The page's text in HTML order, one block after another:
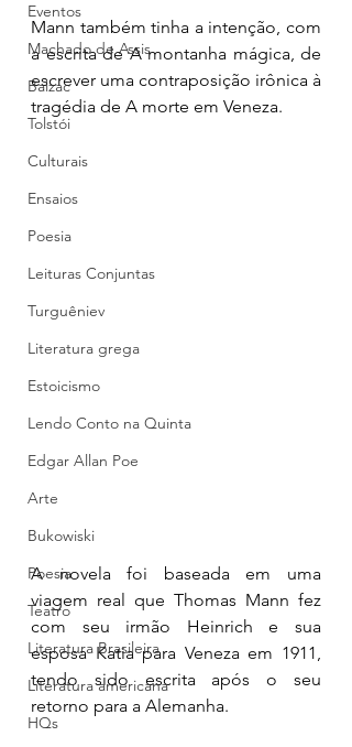
Eventos
Machado de Assis
Balzac
Tolstói
Culturais
Ensaios
Poesia
Leituras Conjuntas
Turguêniev
Literatura grega
Estoicismo
Lendo Conto na Quinta
Edgar Allan Poe
Arte
Bukowiski
Poesia
Teatro
Literatura Brasileira
Literatura americana
HQs
Mann também tinha a intenção, com
a escrita de A montanha mágica, de
escrever uma contraposição irônica à
tragédia de A morte em Veneza.
A novela foi baseada em uma
viagem real que Thomas Mann fez
com seu irmão Heinrich e sua
esposa Katia para Veneza em 1911,
tendo sido escrita após o seu
retorno para a Alemanha.